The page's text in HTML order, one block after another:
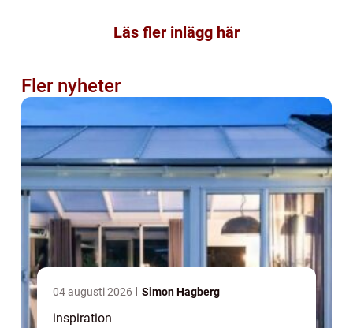
Läs fler inlägg här
Fler nyheter
04 augusti 2026 Simon Hagberg
inspiration